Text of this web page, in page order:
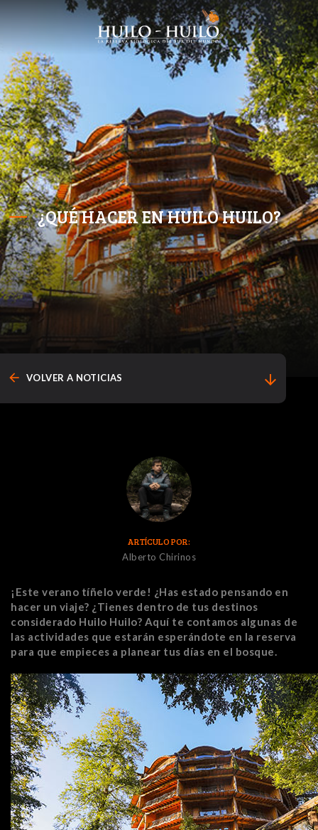
¿QUÉ HACER EN HUILO HUILO?
arrow_back VOLVER A NOTICIAS arrow_downward
ARTÍCULO POR:
Alberto Chirinos
¡Este verano tíñelo verde! ¿Has estado pensando en
hacer un viaje? ¿Tienes dentro de tus destinos
considerado Huilo Huilo? Aquí te contamos algunas de
las actividades que estarán esperándote en la reserva
para que empieces a planear tus días en el bosque.